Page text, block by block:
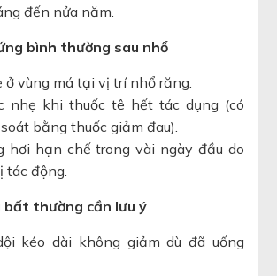
đến nửa năm.
bình thường sau nhổ
ở vùng má tại vị trí nhổ răng.
nhẹ khi thuốc tê hết tác dụng (có
bằng thuốc giảm đau).
hơi hạn chế trong vài ngày đầu do
tác động.
bất thường cần lưu ý
kéo dài không giảm dù đã uống